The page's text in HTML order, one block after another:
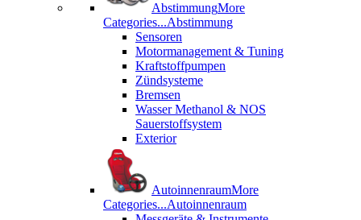
AbstimmungMore
Categories...Abstimmung
Sensoren
Motormanagement & Tuning
Kraftstoffpumpen
Zündsysteme
Bremsen
Wasser Methanol & NOS
Sauerstoffsystem
Exterior
AutoinnenraumMore
Categories...Autoinnenraum